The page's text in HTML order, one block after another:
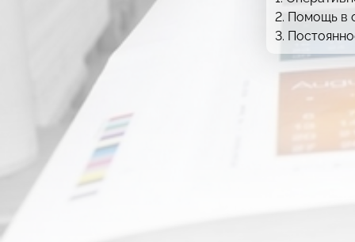
2. Помощь в
3.